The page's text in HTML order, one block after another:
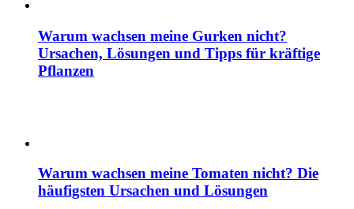
Warum wachsen meine Gurken nicht?
Ursachen, Lösungen und Tipps für kräftige
Pflanzen
Warum wachsen meine Tomaten nicht? Die
häufigsten Ursachen und Lösungen